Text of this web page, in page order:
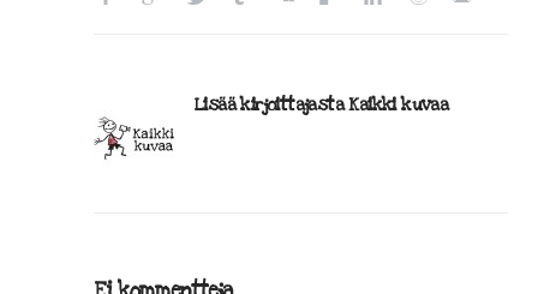
Lisää kirjoittajasta Kaikki kuvaa